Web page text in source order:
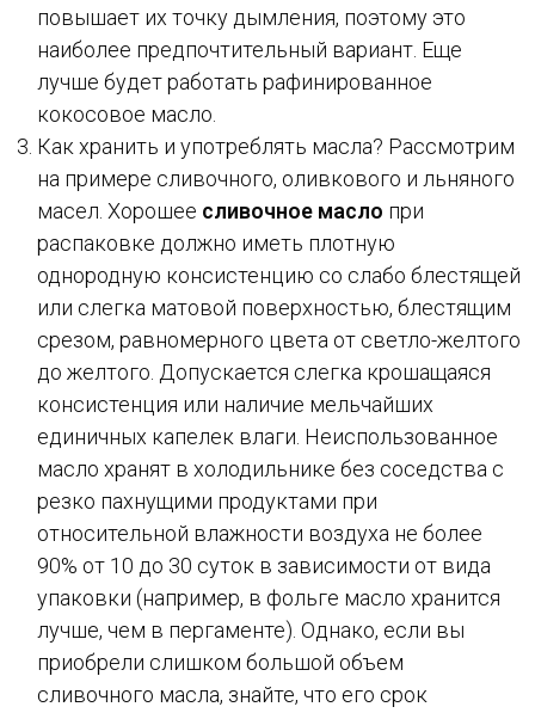
повышает их точку дымления, поэтому это
наиболее предпочтительный вариант. Еще
лучше будет работать рафинированное
кокосовое масло.
Как хранить и употреблять масла? Рассмотрим
на примере сливочного, оливкового и льняного
масел. Хорошее сливочное масло при
распаковке должно иметь плотную
однородную консистенцию со слабо блестящей
или слегка матовой поверхностью, блестящим
срезом, равномерного цвета от светло-желтого
до желтого. Допускается слегка крошащаяся
консистенция или наличие мельчайших
единичных капелек влаги. Неиспользованное
масло хранят в холодильнике без соседства с
резко пахнущими продуктами при
относительной влажности воздуха не более
90% от 10 до 30 суток в зависимости от вида
упаковки (например, в фольге масло хранится
лучше, чем в пергаменте). Однако, если вы
приобрели слишком большой объем
сливочного масла, знайте, что его срок